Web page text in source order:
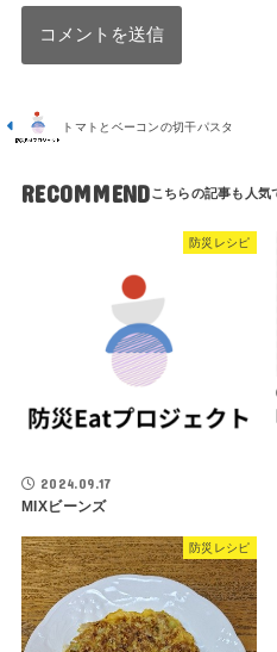
トマトとベーコンの切干パスタ
RECOMMEND
防災レシピ
2024.09.17
MIXビーンズ
防災レシピ